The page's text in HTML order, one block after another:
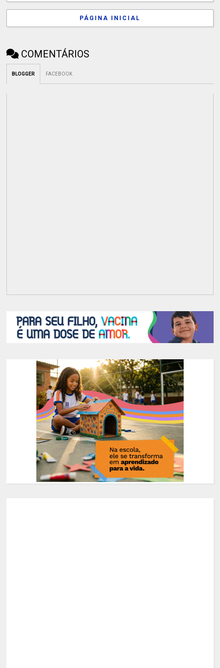
PÁGINA INICIAL
COMENTÁRIOS
BLOGGER FACEBOOK